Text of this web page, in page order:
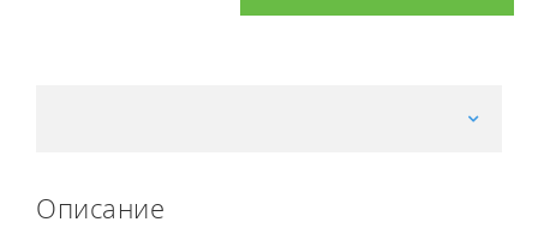
Описание